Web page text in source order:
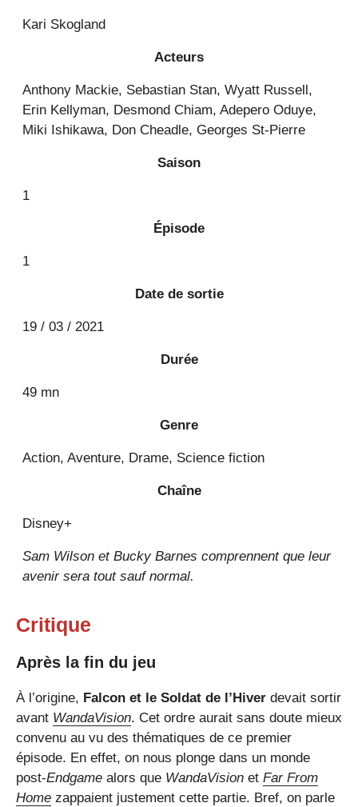
Kari Skogland
Acteurs
Anthony Mackie, Sebastian Stan, Wyatt Russell,
Erin Kellyman, Desmond Chiam, Adepero Oduye,
Miki Ishikawa, Don Cheadle, Georges St-Pierre
Saison
1
Épisode
1
Date de sortie
19 / 03 / 2021
Durée
49 mn
Genre
Action, Aventure, Drame, Science fiction
Chaîne
Disney+
Sam Wilson et Bucky Barnes comprennent que leur
avenir sera tout sauf normal.
Critique
Après la fin du jeu
À l’origine, Falcon et le Soldat de l’Hiver devait sortir
avant WandaVision. Cet ordre aurait sans doute mieux
convenu au vu des thématiques de ce premier
épisode. En effet, on nous plonge dans un monde
post-Endgame alors que WandaVision et Far From
Home zappaient justement cette partie. Bref, on parle